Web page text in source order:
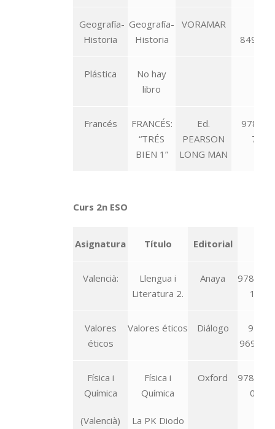
Geografía-
Historia
Geografía-
Historia
VORAMAR
Plástica
No hay
libro
Francés
FRANCÉS:
“TRÉS
BIEN 1”
Ed.
PEARSON
LONG MAN
978-
Curs 2n ESO
Asignatura Título Editorial
Valencià:
Llengua i
Literatura 2.
Anaya
978-84-
Valores
éticos
Valores éticos Diálogo
978-
96976-
Física i
Química
(Valencià)
Física i
Química
La PK Diodo
Oxford
978-01-